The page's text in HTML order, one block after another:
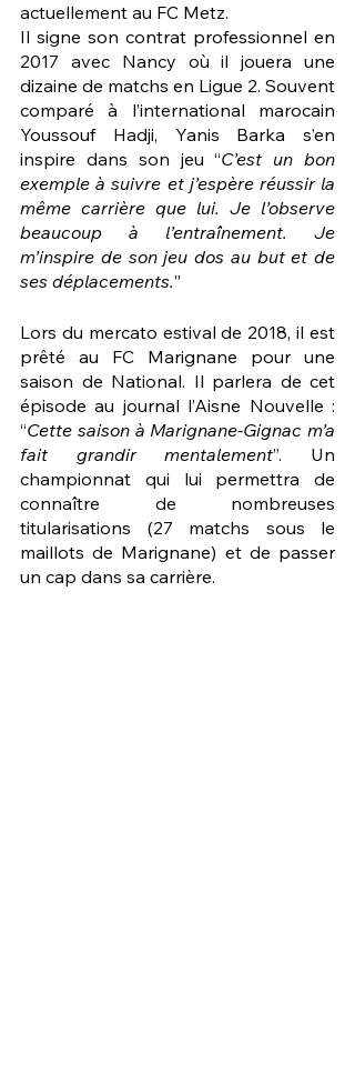
actuellement au FC Metz.
Il signe son contrat professionnel en
2017 avec Nancy où il jouera une
dizaine de matchs en Ligue 2. Souvent
comparé à l’international marocain
Youssouf Hadji, Yanis Barka s’en
inspire dans son jeu “C’est un bon
exemple à suivre et j’espère réussir la
même carrière que lui. Je l’observe
beaucoup à l’entraînement. Je
m’inspire de son jeu dos au but et de
ses déplacements.”
Lors du mercato estival de 2018, il est
prêté au FC Marignane pour une
saison de National. Il parlera de cet
épisode au journal l’Aisne Nouvelle :
“Cette saison à Marignane-Gignac m’a
fait grandir mentalement”. Un
championnat qui lui permettra de
connaître de nombreuses
titularisations (27 matchs sous le
maillots de Marignane) et de passer
un cap dans sa carrière.